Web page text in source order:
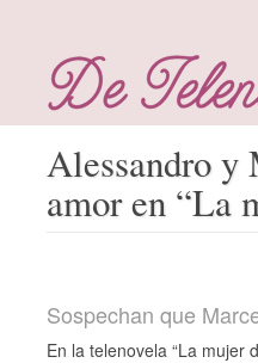
Alessandro y
amor en “La
Sospechan que
En la telenovela “La mujer